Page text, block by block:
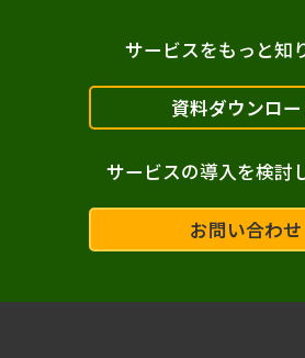
サービスをもっと知
資料ダウンロー
サービスの導入を検討
お問い合わせ